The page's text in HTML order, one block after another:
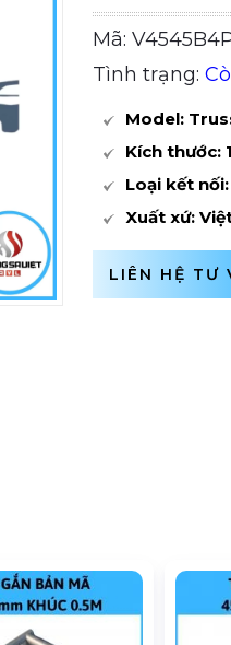
Mã:
Tình trạng:
Model:
Kích thước:
Loại kết
Xuất xứ:
LIÊN HỆ TƯ